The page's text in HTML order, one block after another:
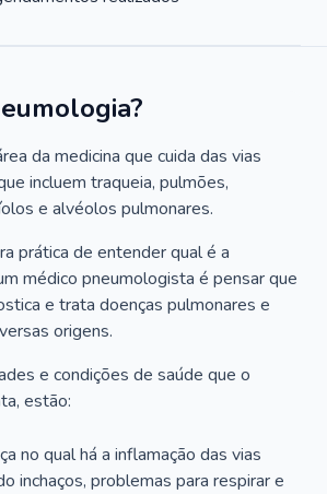
da medicina que cuida das vias
incluem traqueia, pulmões,
e alvéolos pulmonares.
prática de entender qual é a
médico pneumologista é pensar que
e trata doenças pulmonares e
origens.
e condições de saúde que o
estão:
no qual há a inflamação das vias
inchaços, problemas para respirar e